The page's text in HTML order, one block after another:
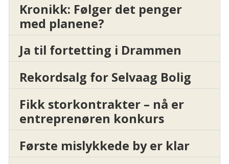
Kronikk: Følger det penger
med planene?
Ja til fortetting i Drammen
Rekordsalg for Selvaag Bolig
Fikk storkontrakter – nå er
entreprenøren konkurs
Første mislykkede by er klar